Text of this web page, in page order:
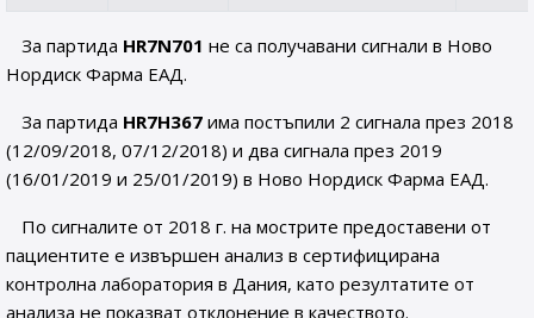
За партида HR7N701 не са получавани сигнали в Ново
Нордиск Фарма ЕАД.
За партида HR7H367 има постъпили 2 сигнала през 2018
(12/09/2018, 07/12/2018) и два сигнала през 2019
(16/01/2019 и 25/01/2019) в Ново Нордиск Фарма ЕАД.
По сигналите от 2018 г. на мострите предоставени от
пациентите е извършен анализ в сертифицирана
контролна лаборатория в Дания, като резултатите от
анализа не показват отклонение в качеството.